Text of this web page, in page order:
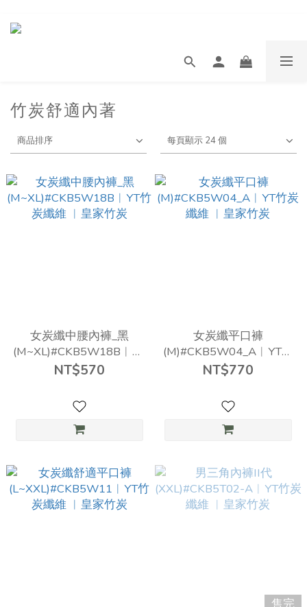
竹炭舒適內著
商品排序 每頁顯示 24 個
女炭纖中腰內褲_黑
(M~XL)#CKB5W18B︱YT
竹炭纖維 ︱皇家竹炭
NT$570
女炭纖平口褲
(M)#CKB5W04_A︱YT竹
炭纖維 ︱皇家竹炭
NT$770